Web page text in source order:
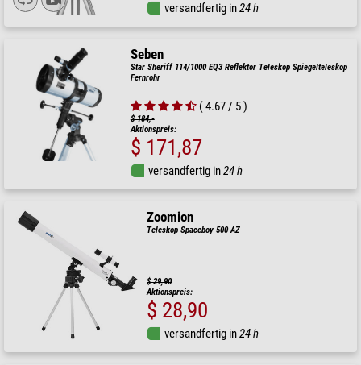
versandfertig in24 h
Seben
Star Sheriff 114/1000 EQ3 Reflektor Teleskop Spiegelteleskop
Fernrohr
( 4.67 / 5 )
$ 184,-
Aktionspreis:
$ 171,87
versandfertig in24 h
Zoomion
Teleskop Spaceboy 500 AZ
$ 29,90
Aktionspreis:
$ 28,90
versandfertig in24 h